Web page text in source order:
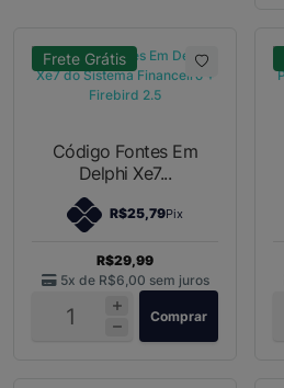
Frete Grátis
Código Fontes Em
Delphi Xe7...
R$25,79Pix
R$29,99
5x de R$6,00 sem juros
Comprar